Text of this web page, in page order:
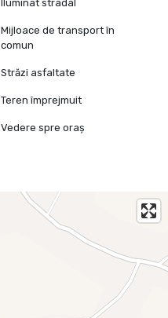
Iluminat stradal
Mijloace de transport în
comun
Străzi asfaltate
Teren împrejmuit
Vedere spre oraș